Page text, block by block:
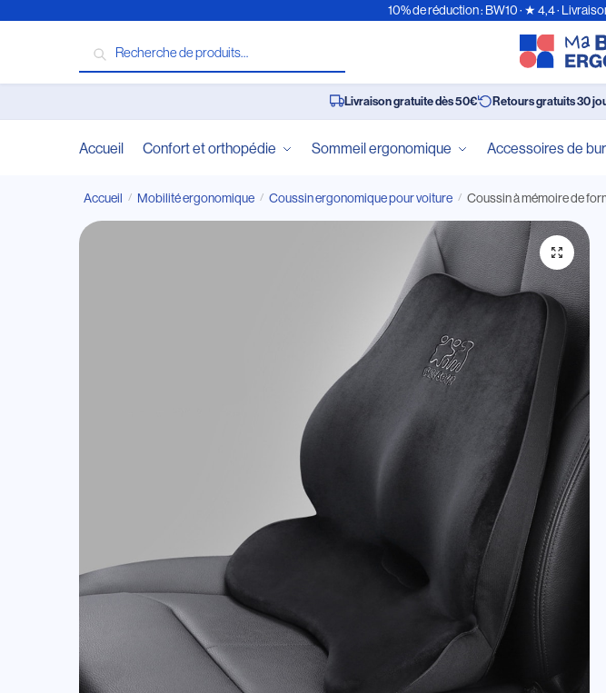
10% de réduction : BW10 · ★ 4,4 ·
Recherche
Livraison gratuite dès 50€ Retours gratuits 30
Accueil Confort et orthopédie Sommeil ergonomique Accessoires de
Accueil / Mobilité ergonomique / Coussin ergonomique pour voiture / Coussin à mémoire de